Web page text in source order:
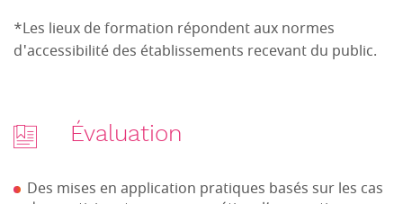
*Les lieux de formation répondent aux normes
d'accessibilité des établissements recevant du public.
Évaluation
Des mises en application pratiques basés sur les cas